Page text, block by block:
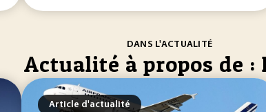
DANS L'ACTUALITÉ
Actualité à propos de :
Article d'actualité